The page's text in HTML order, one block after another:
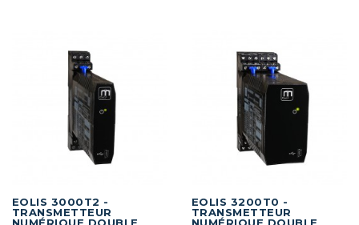
EOLIS 3000T2 -
TRANSMETTEUR
EOLIS 3200T0 -
TRANSMETTEUR